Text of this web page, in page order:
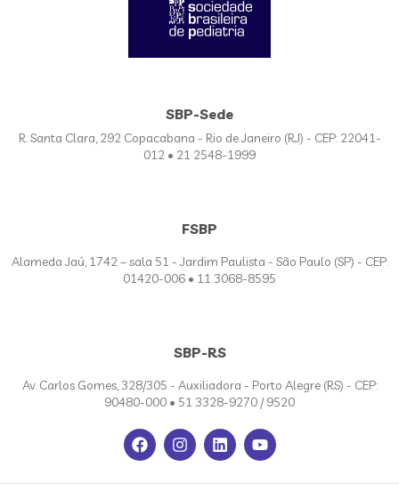
SBP-Sede
R. Santa Clara, 292 Copacabana - Rio de Janeiro (RJ) - CEP: 22041-
012 • 21 2548-1999
FSBP
Alameda Jaú, 1742 – sala 51 - Jardim Paulista - São Paulo (SP) - CEP:
01420-006 • 11 3068-8595
SBP-RS
Av. Carlos Gomes, 328/305 - Auxiliadora - Porto Alegre (RS) - CEP:
90480-000 • 51 3328-9270 / 9520